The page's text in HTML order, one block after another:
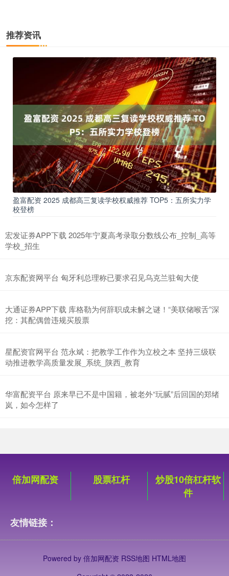
推荐资讯
盈富配资 2025 成都高三复读学校权威推荐 TOP5：五所实力学
校登榜
宏发证券APP下载 2025年宁夏高考录取分数线公布_控制_高等
学校_招生
京东配资网平台 匈牙利总理称已要求召见乌克兰驻匈大使
大通证券APP下载 库格勒为何辞职成未解之谜！“美联储喉舌”深
挖：其配偶曾违规买股票
星配资官网平台 范永斌：把教学工作作为立校之本 坚持三级联
动推进教学高质量发展_系统_陕西_教育
华富配资平台 原来早已不是中国籍，被老外“玩腻”后回国的郑绪
岚，如今怎样了
倍加网配资 股票杠杆
炒股10倍杠杆软
件
友情链接：
Powered by 倍加网配资 RSS地图 HTML地图